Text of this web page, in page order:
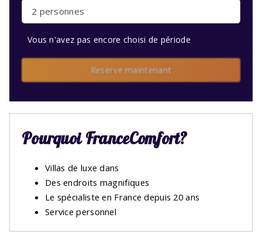
2 personnes
Vous n'avez pas encore choisi de période
Reserve maintenant
Pourquoi FranceComfort?
Villas de luxe dans
Des endroits magnifiques
Le spécialiste en France depuis 20 ans
Service personnel